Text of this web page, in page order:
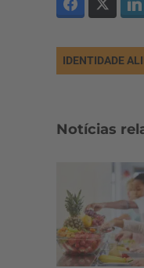
IDENTIDADE
Notícias